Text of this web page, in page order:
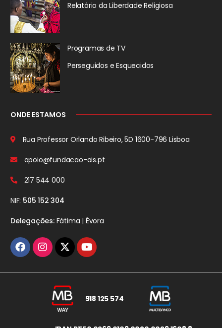
Relatório da Liberdade Religiosa
Programas de TV
Perseguidos e Esquecidos
ONDE ESTAMOS
Rua Professor Orlando Ribeiro, 5D 1600-796 Lisboa
apoio@fundacao-ais.pt
217 544 000
NIF: 505 152 304
Delegações:Fátima | Évora
918 125 574